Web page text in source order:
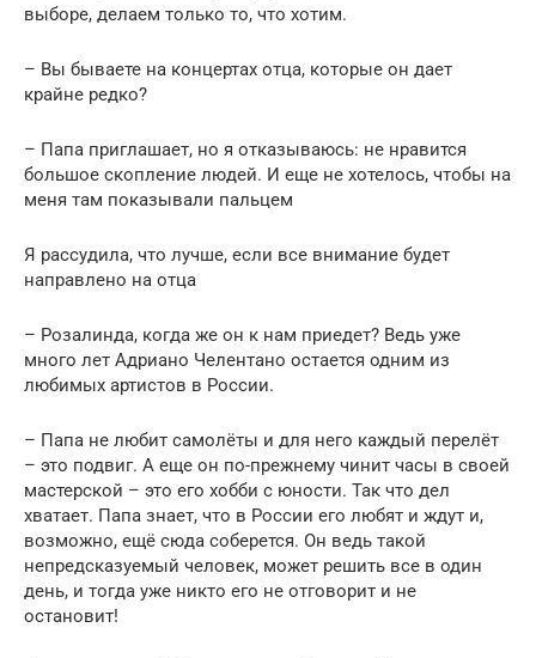
выборе, делаем только то, что хотим.
– Вы бываете на концертах отца, которые он дает
крайне редко?
– Папа приглашает, но я отказываюсь: не нравится
большое скопление людей. И еще не хотелось, чтобы на
меня там показывали пальцем
Я рассудила, что лучше, если все внимание будет
направлено на отца
– Розалинда, когда же он к нам приедет? Ведь уже
много лет Адриано Челентано остается одним из
любимых артистов в России.
– Папа не любит самолёты и для него каждый перелёт
– это подвиг. А еще он по-прежнему чинит часы в своей
мастерской – это его хобби с юности. Так что дел
хватает. Папа знает, что в России его любят и ждут и,
возможно, ещё сюда соберется. Он ведь такой
непредсказуемый человек, может решить все в один
день, и тогда уже никто его не отговорит и не
остановит!